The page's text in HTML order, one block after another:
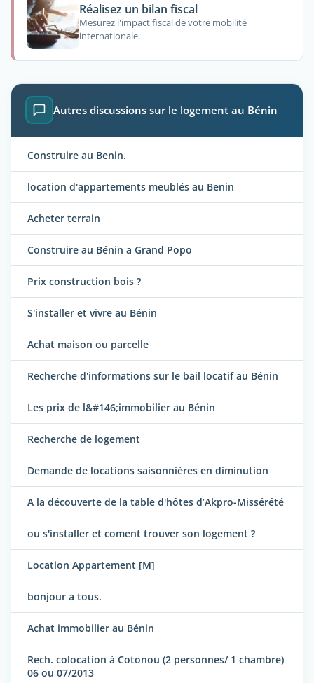
Réalisez un bilan fiscal
Mesurez l'impact fiscal de votre mobilité
internationale.
Autres discussions sur le logement au Bénin
Construire au Benin.
location d'appartements meublés au Benin
Acheter terrain
Construire au Bénin a Grand Popo
Prix construction bois ?
S'installer et vivre au Bénin
Achat maison ou parcelle
Recherche d'informations sur le bail locatif au Bénin
Les prix de l&#146;immobilier au Bénin
Recherche de logement
Demande de locations saisonnières en diminution
A la découverte de la table d'hôtes d’Akpro-Missérété
ou s'installer et coment trouver son logement ?
Location Appartement [M]
bonjour a tous.
Achat immobilier au Bénin
Rech. colocation à Cotonou (2 personnes/ 1 chambre)
06 ou 07/2013